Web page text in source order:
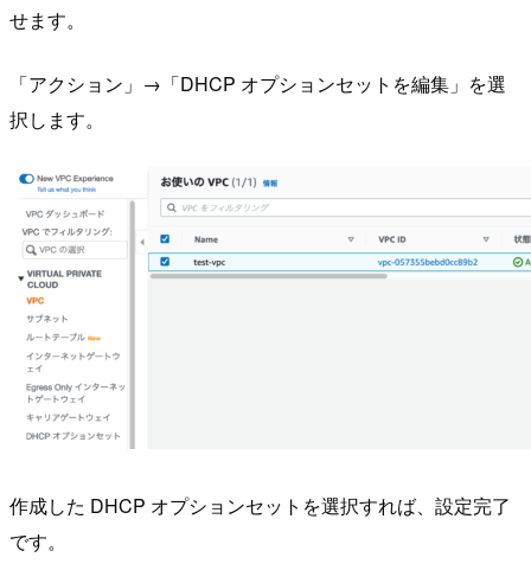
せます。
「アクション」→「DHCP オプションセットを編集」を選
択します。
作成した DHCP オプションセットを選択すれば、設定完了
です。